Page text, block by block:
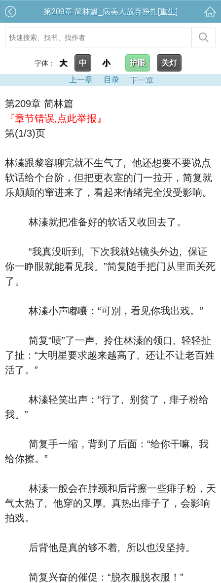
第209章 简林篇_病美人放弃挣扎[重生]
字体： 大 中 小 护眼
关灯
上一章
目录 下一章
第209章 简林篇
『章节错误,点此举报』
第(1/3)页
林溱跟黎容聊完就不生气了, 他还想要不要说点
软话给个台阶，但把更衣室的门一拉开，简复就
乐颠颠的窜进来了，看起来情绪完全没受影响。
林溱就把准备好的软话又收回去了。
“我真没听到, 下次我就站镜头外边, 保证
你一睁眼就能看见我。”简复随手把门从里面关死
了。
林溱小声嘟囔：“可别，看见你我出戏。”
简复“啧”了一声, 拎住林溱的领口, 轻轻扯
了扯：“大明星要求越来越高了, 还让不让老百姓
活了。”
林溱轻笑出声：“行了, 别贫了，痱子粉给
我。”
简复手一缩，背到了后面：“给你干嘛, 我
给你擦。”
林溱一般会在脖颈和后背擦一些痱子粉，天
气太热了, 他穿的又厚, 真热出痱子了，会影响
拍戏。
后背他是真的够不着, 所以也没坚持。
简复兴奋的催促：“脱衣服脱衣服！”